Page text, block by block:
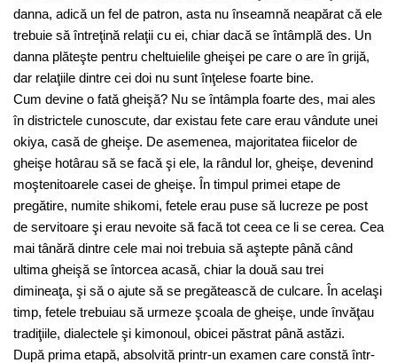
danna, adică un fel de patron, asta nu înseamnă neapărat că ele
trebuie să întreţină relaţii cu ei, chiar dacă se întâmplă des. Un
danna plăteşte pentru cheltuielile gheişei pe care o are în grijă,
dar relaţiile dintre cei doi nu sunt înţelese foarte bine.
Cum devine o fată gheişă? Nu se întâmpla foarte des, mai ales
în districtele cunoscute, dar existau fete care erau vândute unei
okiya, casă de gheişe. De asemenea, majoritatea fiicelor de
gheişe hotârau să se facă şi ele, la rândul lor, gheişe, devenind
moştenitoarele casei de gheişe. În timpul primei etape de
pregătire, numite shikomi, fetele erau puse să lucreze pe post
de servitoare şi erau nevoite să facă tot ceea ce li se cerea. Cea
mai tânără dintre cele mai noi trebuia să aştepte până când
ultima gheişă se întorcea acasă, chiar la două sau trei
dimineaţa, şi să o ajute să se pregătească de culcare. În acelaşi
timp, fetele trebuiau să urmeze şcoala de gheişe, unde învăţau
tradiţiile, dialectele şi kimonoul, obicei păstrat până astăzi.
După prima etapă, absolvită printr-un examen care constă într-